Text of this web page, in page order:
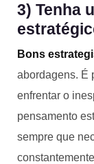
3) Tenha
Bons
abordagens. É
enfrentar o
pensamento
sempre que